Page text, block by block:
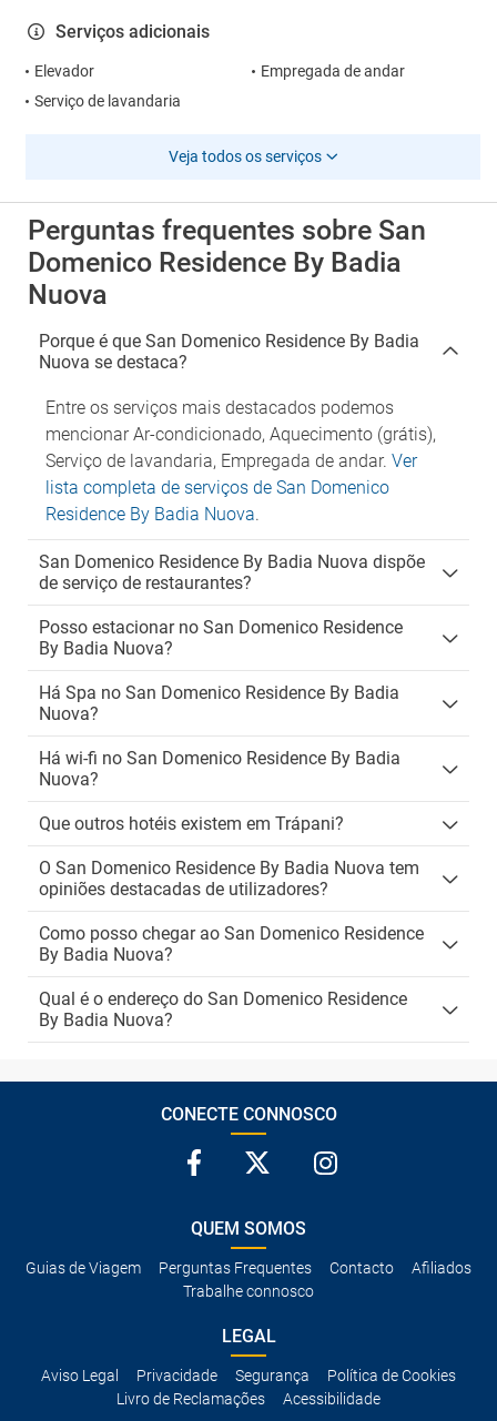
Serviços adicionais
Elevador
Empregada de andar
Serviço de lavandaria
Veja todos os serviços
Perguntas frequentes sobre San
Domenico Residence By Badia
Nuova
Porque é que San Domenico Residence By Badia
Nuova se destaca?
Entre os serviços mais destacados podemos
mencionar Ar-condicionado, Aquecimento (grátis),
Serviço de lavandaria, Empregada de andar. Ver
lista completa de serviços de San Domenico
Residence By Badia Nuova.
San Domenico Residence By Badia Nuova dispõe
de serviço de restaurantes?
Posso estacionar no San Domenico Residence
By Badia Nuova?
Há Spa no San Domenico Residence By Badia
Nuova?
Há wi-fi no San Domenico Residence By Badia
Nuova?
Que outros hotéis existem em Trápani?
O San Domenico Residence By Badia Nuova tem
opiniões destacadas de utilizadores?
Como posso chegar ao San Domenico Residence
By Badia Nuova?
Qual é o endereço do San Domenico Residence
By Badia Nuova?
CONECTE CONNOSCO
QUEM SOMOS
Guias de Viagem Perguntas Frequentes Contacto
Afiliados
Trabalhe connosco
LEGAL
Aviso Legal Privacidade Segurança
Política de Cookies
Livro de Reclamações
Acessibilidade